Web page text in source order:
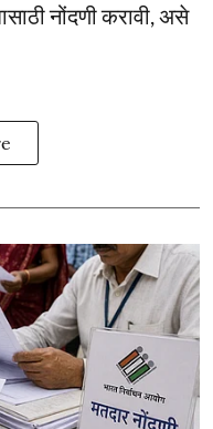
नोंदणी करावी, असे